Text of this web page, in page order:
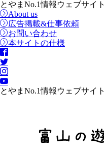
とやまNo.1情報ウェブサイト
About us
広告掲載&仕事依頼
お問い合わせ
本サイトの仕様
とやまNo.1情報ウェブサイト